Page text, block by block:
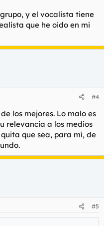
y el vocalista tiene
que he oido en mi
#4
los mejores. Lo malo es
relevancia a los medios
que sea, para mí, de
#5